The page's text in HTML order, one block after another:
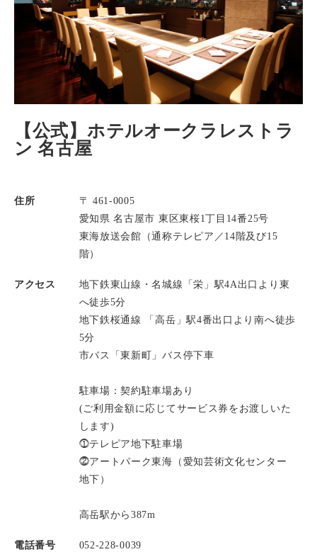
【公式】ホテルオークラレストラ
ン 名古屋
住所
〒 461-0005
愛知県 名古屋市 東区東桜1丁目14番25号
東海放送会館（通称テレピア／14階及び15
階）
アクセス
地下鉄東山線・名城線「栄」駅4A出口より東
へ徒歩5分
地下鉄桜通線 「高岳」駅4番出口より南へ徒歩
5分
市バス「東新町」バス停下車
駐車場：契約駐車場あり
(ご利用金額に応じてサービス券をお渡しいた
します)
⓵テレピア地下駐車場
⓶アートパーク東海（愛知芸術文化センター
地下）
高岳駅から387m
電話番号 052-228-0039